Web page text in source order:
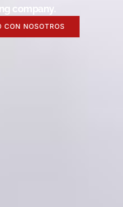
company.
CON NOSOTROS